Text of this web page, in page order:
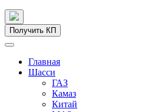
Получить КП
Главная
Шасси
ГАЗ
Камаз
Китай